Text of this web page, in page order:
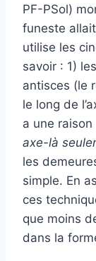
PF-PSol)
funeste
utilise les
savoir : 1)
antisces (le
le long de
a une raison
axe-là
les
simple. En
ces
que moins
dans la